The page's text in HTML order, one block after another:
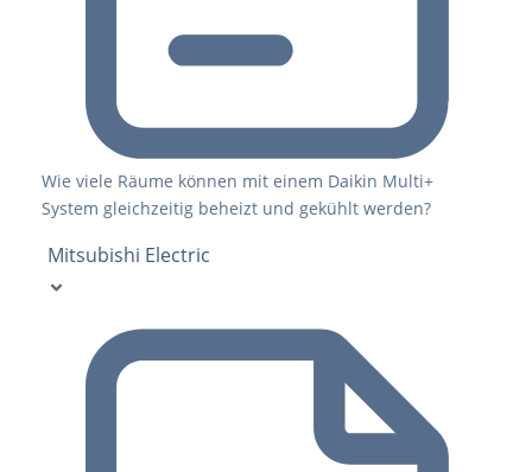
Wie viele Räume können mit einem Daikin Multi+
System gleichzeitig beheizt und gekühlt werden?
Mitsubishi Electric